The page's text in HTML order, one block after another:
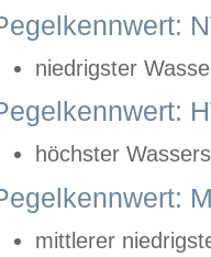
niedrigster
höchster
mittlerer